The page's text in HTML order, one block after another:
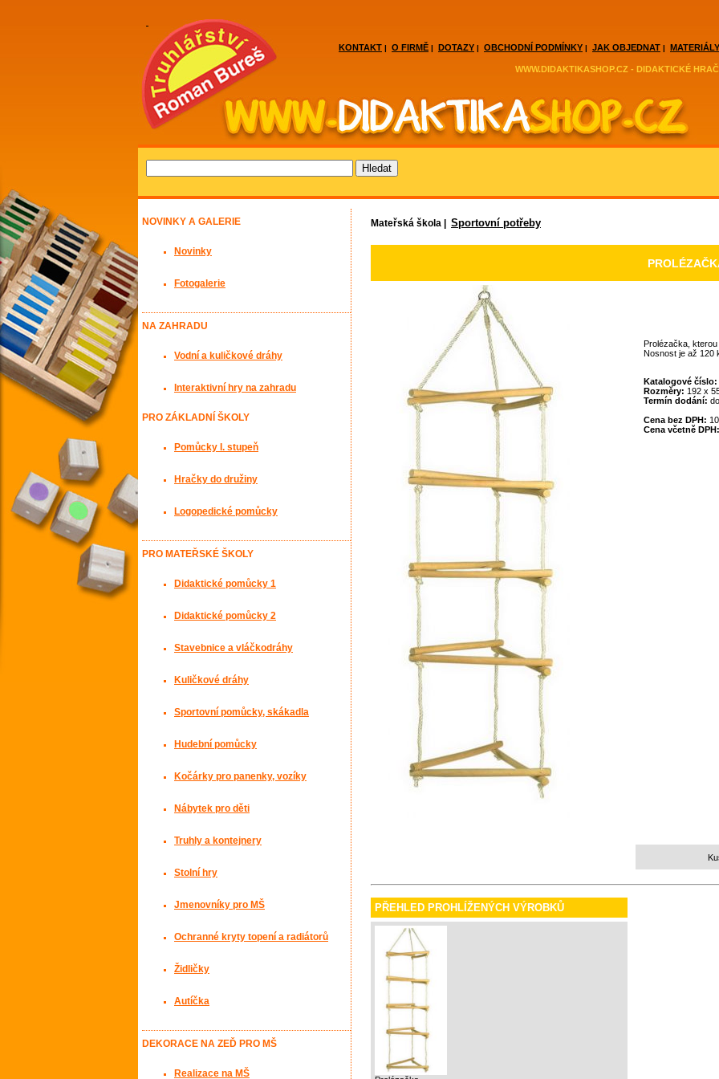
WWW.DIDAKTIKASHOP.CZ - DIDAKTICKÉ
KONTAKT | O FIRMĚ | DOTAZY | OBCHODNÍ PODMÍNKY | JAK OBJEDNAT |
Mateřská škola | Sportovní potřeby
Prolézačka,
Nosnost je až 120
Katalogové číslo:
Rozměry: 192 x
Termín dodání:
Cena bez DPH:
Cena včetně
PŘEHLED PROHLÍŽENÝCH VÝROBKŮ
NOVINKY A GALERIE
Novinky
Fotogalerie
NA ZAHRADU
Vodní a kuličkové dráhy
Interaktivní hry na zahradu
PRO ZÁKLADNÍ ŠKOLY
Pomůcky I. stupeň
Hračky do družiny
Logopedické pomůcky
PRO MATEŘSKÉ ŠKOLY
Didaktické pomůcky 1
Didaktické pomůcky 2
Stavebnice a vláčkodráhy
Kuličkové dráhy
Sportovní pomůcky, skákadla
Hudební pomůcky
Kočárky pro panenky, vozíky
Nábytek pro děti
Truhly a kontejnery
Stolní hry
Jmenovníky pro MŠ
Ochranné kryty topení a radiátorů
Židličky
Autíčka
DEKORACE NA ZEĎ PRO MŠ
Realizace na MŠ